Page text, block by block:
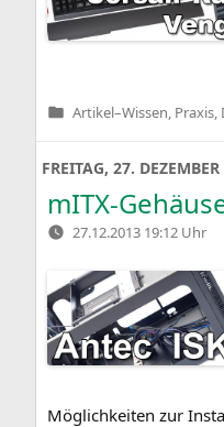
Veröffentlicht
Artikel–Wissen, Praxis,
FREITAG, 27.
mITX-
27.12.2013 19:12 Uhr
Mög­lich­kei­ten zur